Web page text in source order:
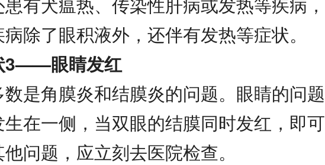
除了眼积液外，还伴有发热等症状。
3——眼睛发红
是角膜炎和结膜炎的问题。眼睛的问题
在一侧，当双眼的结膜同时发红，即可
问题，应立刻去医院检查。